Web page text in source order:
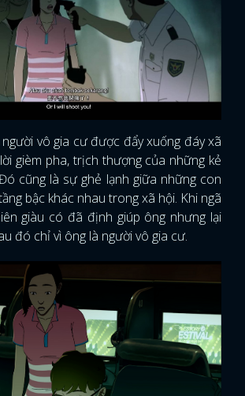
vô gia cư được đẩy xuống đáy xã
gièm pha, trịch thượng của những kẻ
cũng là sự ghẻ lạnh giữa những con
bậc khác nhau trong xã hội. Khi ngã
giàu có đã định giúp ông nhưng lại
đó chỉ vì ông là người vô gia cư.